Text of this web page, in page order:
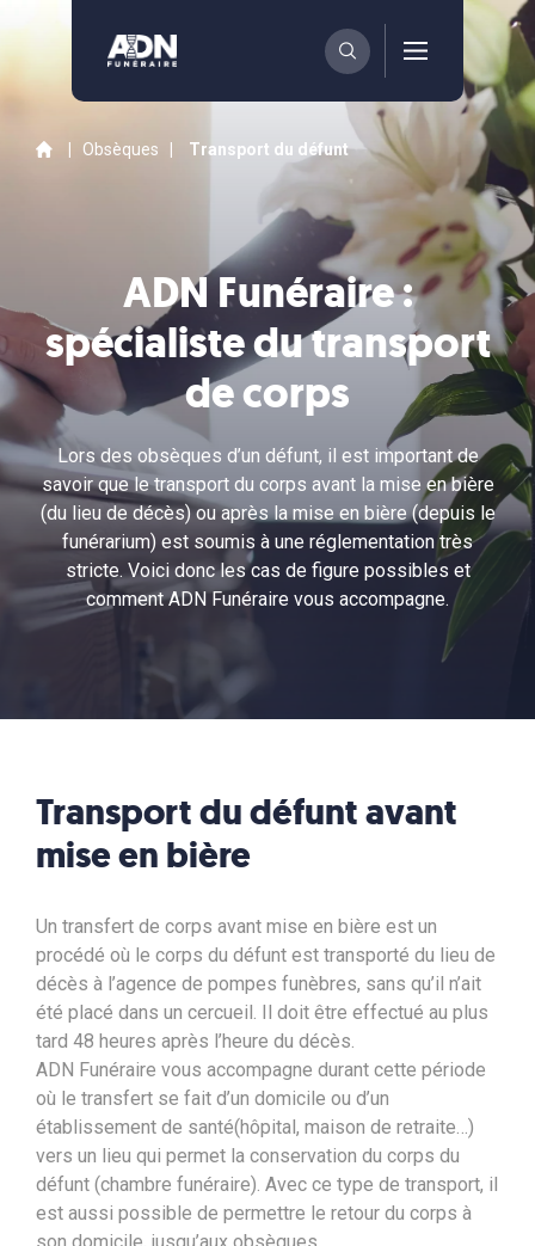
Obsèques Transport du défunt
ADN Funéraire :
spécialiste du transport
de corps
Lors des obsèques d’un défunt, il est important de
savoir que le transport du corps avant la mise en bière
(du lieu de décès) ou après la mise en bière (depuis le
funérarium) est soumis à une réglementation très
stricte. Voici donc les cas de figure possibles et
comment ADN Funéraire vous accompagne.
Transport du défuntavant
mise en bière
Un transfert de corps avant mise en bière est un
procédé où le corps du défunt est transporté du lieu de
décès à l’agence de pompes funèbres, sans qu’il n’ait
été placé dans un cercueil. Il doit être effectué au plus
tard 48 heures après l’heure du décès.
ADN Funéraire vous accompagne durant cette période
où le transfert se fait d’un domicile ou d’un
établissement de santé(hôpital, maison de retraite…)
vers un lieu qui permet la conservation du corps du
défunt (chambre funéraire). Avec ce type de transport, il
est aussi possible de permettre le retour du corps à